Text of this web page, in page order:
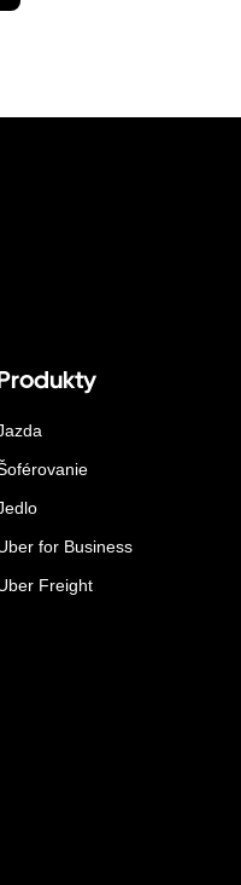
for Business
Freight